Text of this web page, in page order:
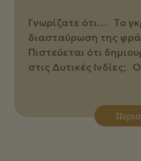
Γνωρίζατε ότι… Τo
διασταύρωση της
Πιστεύεται ότι
στις Δυτικές Ινδίες;